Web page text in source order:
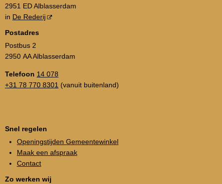
2951 ED Alblasserdam
in De Rederij
Postadres
Postbus 2
2950 AA Alblasserdam
Telefoon 14 078
+31 78 770 8301 (vanuit buitenland)
Snel regelen
Openingstijden Gemeentewinkel
Maak een afspraak
Contact
Zo werken wij